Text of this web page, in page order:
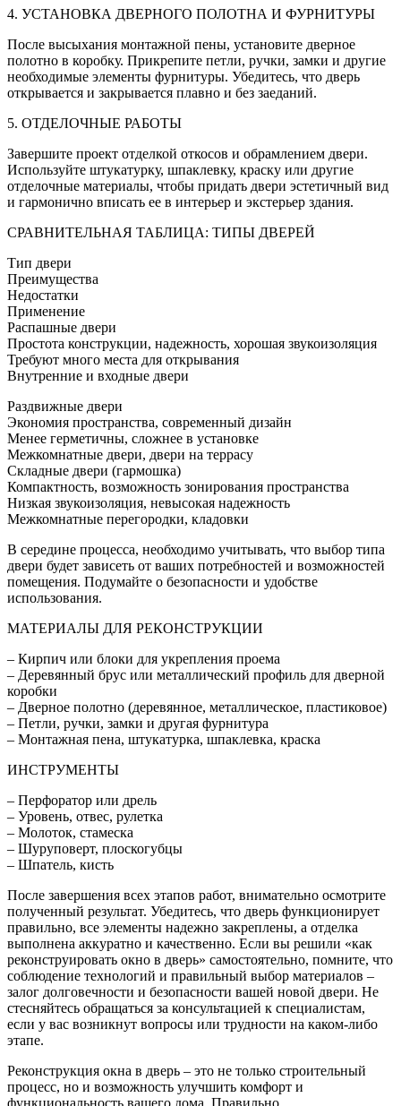
4. УСТАНОВКА ДВЕРНОГО ПОЛОТНА И ФУРНИТУРЫ
После высыхания монтажной пены, установите дверное
полотно в коробку. Прикрепите петли, ручки, замки и другие
необходимые элементы фурнитуры. Убедитесь, что дверь
открывается и закрывается плавно и без заеданий.
5. ОТДЕЛОЧНЫЕ РАБОТЫ
Завершите проект отделкой откосов и обрамлением двери.
Используйте штукатурку, шпаклевку, краску или другие
отделочные материалы, чтобы придать двери эстетичный вид
и гармонично вписать ее в интерьер и экстерьер здания.
СРАВНИТЕЛЬНАЯ ТАБЛИЦА: ТИПЫ ДВЕРЕЙ
Тип двери
Преимущества
Недостатки
Применение
Распашные двери
Простота конструкции, надежность, хорошая звукоизоляция
Требуют много места для открывания
Внутренние и входные двери
Раздвижные двери
Экономия пространства, современный дизайн
Менее герметичны, сложнее в установке
Межкомнатные двери, двери на террасу
Складные двери (гармошка)
Компактность, возможность зонирования пространства
Низкая звукоизоляция, невысокая надежность
Межкомнатные перегородки, кладовки
В середине процесса, необходимо учитывать, что выбор типа
двери будет зависеть от ваших потребностей и возможностей
помещения. Подумайте о безопасности и удобстве
использования.
МАТЕРИАЛЫ ДЛЯ РЕКОНСТРУКЦИИ
– Кирпич или блоки для укрепления проема
– Деревянный брус или металлический профиль для дверной
коробки
– Дверное полотно (деревянное, металлическое, пластиковое)
– Петли, ручки, замки и другая фурнитура
– Монтажная пена, штукатурка, шпаклевка, краска
ИНСТРУМЕНТЫ
– Перфоратор или дрель
– Уровень, отвес, рулетка
– Молоток, стамеска
– Шуруповерт, плоскогубцы
– Шпатель, кисть
После завершения всех этапов работ, внимательно осмотрите
полученный результат. Убедитесь, что дверь функционирует
правильно, все элементы надежно закреплены, а отделка
выполнена аккуратно и качественно. Если вы решили «как
реконструировать окно в дверь» самостоятельно, помните, что
соблюдение технологий и правильный выбор материалов –
залог долговечности и безопасности вашей новой двери. Не
стесняйтесь обращаться за консультацией к специалистам,
если у вас возникнут вопросы или трудности на каком-либо
этапе.
Реконструкция окна в дверь – это не только строительный
процесс, но и возможность улучшить комфорт и